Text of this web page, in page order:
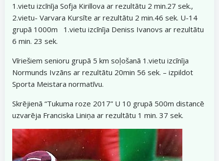
1.vietu izcīnīja Sofja Kirillova ar rezultātu 2 min.27 sek.,
2.vietu- Varvara Kursīte ar rezultātu 2 min.46 sek. U-14
grupā 1000m 1.vietu izcīnīja Deniss Ivanovs ar rezultātu
6 min. 23 sek.
Vīriešiem senioru grupā 5 km soļošanā 1.vietu izcīnīja
Normunds Ivzāns ar rezultātu 20min 56 sek. – izpildot
Sporta Meistara normatīvu.
Skrējienā “Tukuma roze 2017” U 10 grupā 500m distancē
uzvarēja Franciska Liniņa ar rezultātu 1 min. 37 sek.